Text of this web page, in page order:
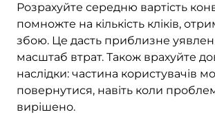
Розрахуйте середню вартість
помножте на кількість кліків,
збою. Це дасть приблизне
масштаб втрат. Також врахуйте
наслідки: частина користувачів
повернутися, навіть коли
вирішено.